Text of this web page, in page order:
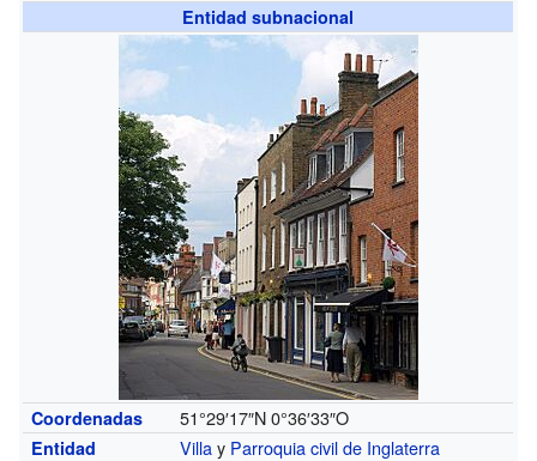
Entidad subnacional
Coordenadas 51°29′17″N 0°36′33″O
Entidad Villay Parroquia civil de Inglaterra